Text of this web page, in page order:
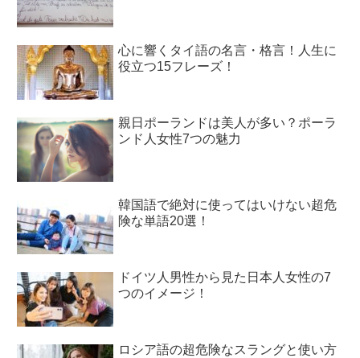
心に響くタイ語の名言・格言！人生に
役立つ15フレーズ！
親日ポーランドは美人が多い？ポーラ
ンド人女性7つの魅力
韓国語で絶対に使ってはいけない超危
険な単語20選！
ドイツ人男性から見た日本人女性の7
つのイメージ！
ロシア語の超危険なスラングと使い方